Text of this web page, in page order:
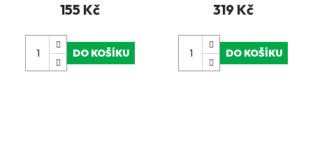
155 Kč
DO KOŠÍKU
319 Kč
DO KOŠÍKU